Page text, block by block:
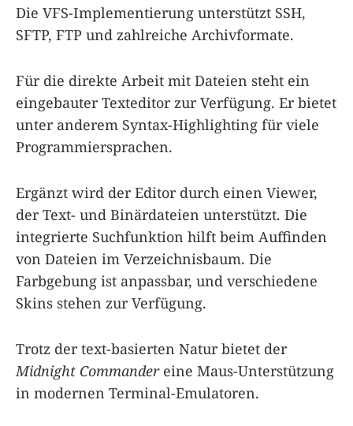
Die VFS-Implementierung unterstützt SSH,
SFTP, FTP und zahlreiche Archivformate.
Für die direkte Arbeit mit Dateien steht ein
eingebauter Texteditor zur Verfügung. Er bietet
unter anderem Syntax-Highlighting für viele
Programmiersprachen.
Ergänzt wird der Editor durch einen Viewer,
der Text- und Binärdateien unterstützt. Die
integrierte Suchfunktion hilft beim Auffinden
von Dateien im Verzeichnisbaum. Die
Farbgebung ist anpassbar, und verschiedene
Skins stehen zur Verfügung.
Trotz der text-basierten Natur bietet der
Midnight Commandereine Maus-Unterstützung
in modernen Terminal-Emulatoren.